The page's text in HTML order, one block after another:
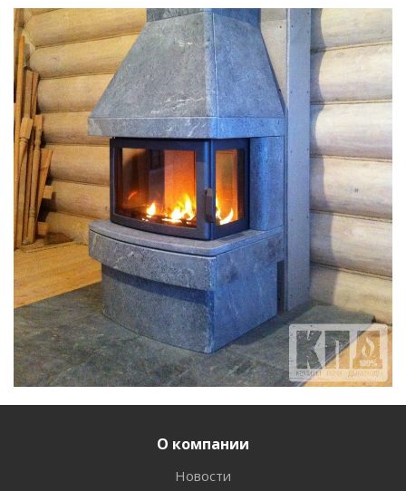
О компании
Новости